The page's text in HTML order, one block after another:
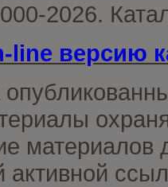
2026.
line версию
материалов
активной